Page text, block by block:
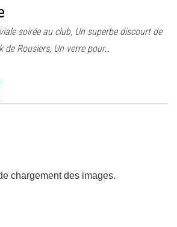
soirée au club, Un superbe discourt de
de Rousiers, Un verre pour…
chargement des images.